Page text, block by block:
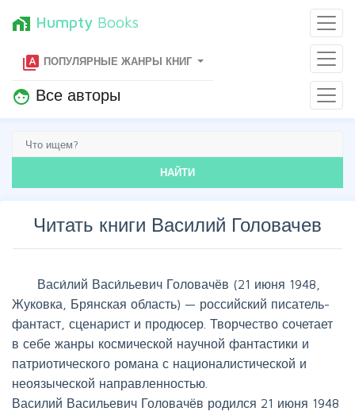
home_work Humpty Books
type_specimen ПОПУЛЯРНЫЕ ЖАНРЫ КНИГ
face Все авторы
НАЙТИ
Читать книги Василий Головачев
Васи́лий Васи́льевич Головачёв (21 июня 1948,
Жуковка, Брянская область) — российский писатель-
фантаст, сценарист и продюсер. Творчество сочетает
в себе жанры космической научной фантастики и
патриотического романа с националистической и
неоязыческой направленностью.
Василий Васильевич Головачёв родился 21 июня 1948